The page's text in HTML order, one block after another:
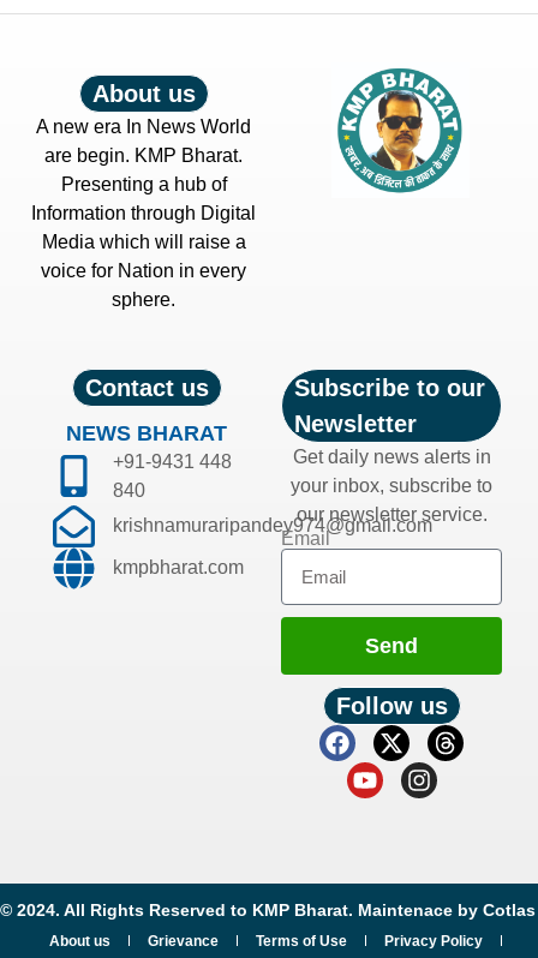
About us
A new era In News World
are begin. KMP Bharat.
Presenting a hub of
Information through Digital
Media which will raise a
voice for Nation in every
sphere.
Contact us
NEWS BHARAT
+91-9431 448
840
krishnamuraripandey974@gmail.com
kmpbharat.com
Subscribe to our
Newsletter
Get daily news alerts in
your inbox, subscribe to
our newsletter service.
Email
Send
Follow us
© 2024. All Rights Reserved to KMP Bharat. Maintenace by Cotlas
About us Grievance Terms of Use Privacy Policy